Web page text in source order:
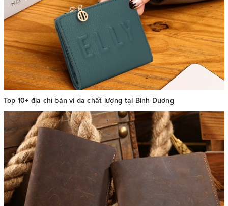
Top 10+ địa chỉ bán ví da chất lượng tại Bình Dương